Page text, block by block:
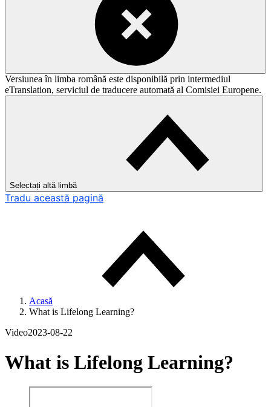
Versiunea în limba română este disponibilă prin intermediul
eTranslation, serviciul de traducere automată al Comisiei Europene.
Selectați altă limbă
Tradu această pagină
Acasă
What is Lifelong Learning?
Video2023-08-22
What is Lifelong Learning?